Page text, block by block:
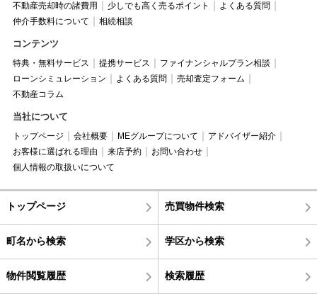
不動産売却時の諸費用
少しでも高く売るポイント
よくある質問
仲介手数料について
相続相談
コンテンツ
特典・無料サービス 提携サービス
ファイナンシャルプラン相談
ローンシミュレーション
よくある質問
売却査定フォーム
不動産コラム
当社について
トップページ 会社概要 MEグループについて
アドバイザー紹介
お客様に選ばれる理由
来店予約
お問い合わせ
個人情報の取扱いについて
トップページ 売買物件検索
町名から検索 学区から検索
物件閲覧履歴 検索履歴